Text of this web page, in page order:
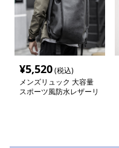
¥5,520(税込)
メンズリュック 大容量
スポーツ風防水レザーリ